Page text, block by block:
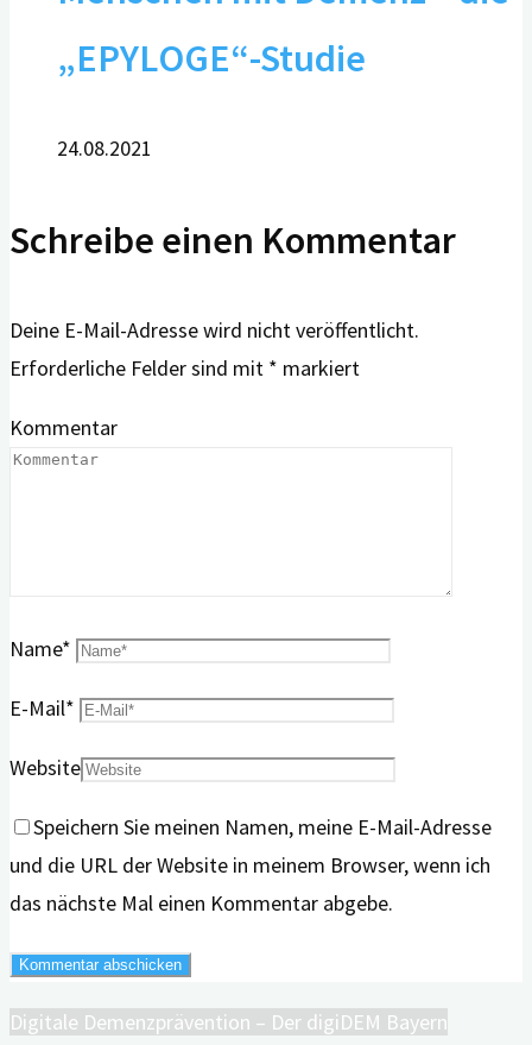
„EPYLOGE“-Studie
24.08.2021
Schreibe einen Kommentar
Deine E-Mail-Adresse wird nicht veröffentlicht.
Erforderliche Felder sind mit * markiert
Kommentar
Name*
E-Mail*
Website
Speichern Sie meinen Namen, meine E-Mail-Adresse
und die URL der Website in meinem Browser, wenn ich
das nächste Mal einen Kommentar abgebe.
Digitale Demenzprävention – Der digiDEM Bayern